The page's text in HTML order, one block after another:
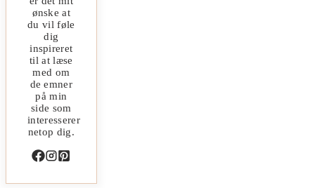
ønske at
du vil føle
dig
inspireret
til at læse
med om
de emner
på min
side som
interesserer
netop dig.